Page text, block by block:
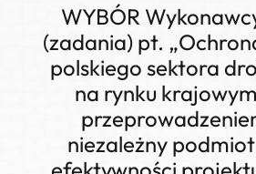
WYBÓR
(zadania) pt.
polskiego sektora
na rynku
niezależny